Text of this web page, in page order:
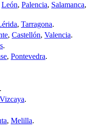
León, Palencia, Salamanca,
, Tarragona.
, Castellón, Valencia.
.
, Pontevedra.
.
Vizcaya.
, Melilla.